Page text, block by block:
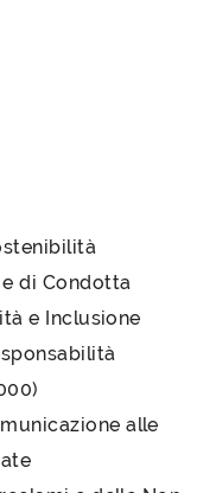
di Condotta
e Inclusione
alle